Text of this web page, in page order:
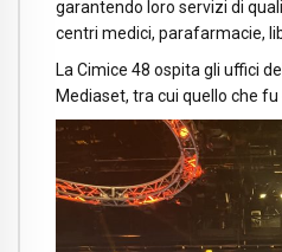
garantendo loro servizi di
centri medici, parafarmacie,
La Cimice 48 ospita gli uffici
Mediaset, tra cui quello che fu